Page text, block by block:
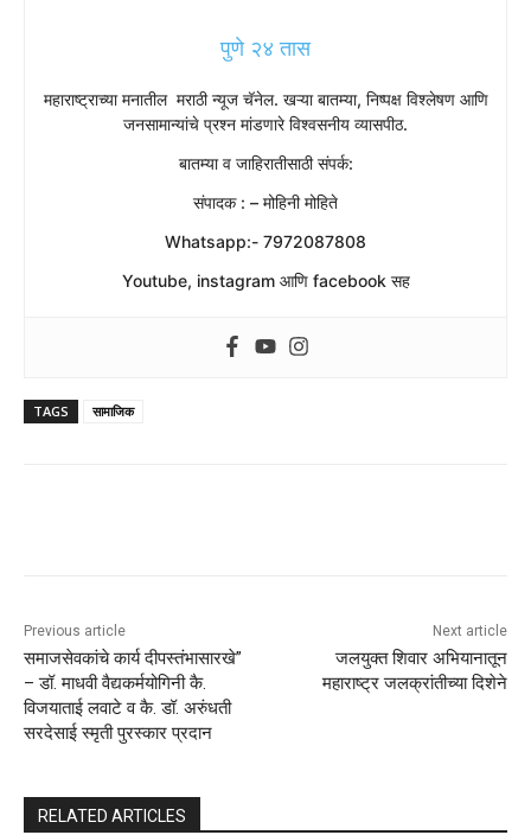
पुणे २४ तास
महाराष्ट्राच्या मनातील मराठी न्यूज चॅनेल. खऱ्या बातम्या, निष्पक्ष विश्लेषण आणि
जनसामान्यांचे प्रश्न मांडणारे विश्वसनीय व्यासपीठ.
बातम्या व जाहिरातीसाठी संपर्क:
संपादक : – मोहिनी मोहिते
Whatsapp:- 7972087808
Youtube, instagram आणि facebook सह
TAGS सामाजिक
Previous article
समाजसेवकांचे कार्य दीपस्तंभासारखे”
– डॉ. माधवी वैद्यकर्मयोगिनी कै.
विजयाताई लवाटे व कै. डॉ. अरुंधती
सरदेसाई स्मृती पुरस्कार प्रदान
Next article
जलयुक्त शिवार अभियानातून
महाराष्ट्र जलक्रांतीच्या दिशेने
RELATED ARTICLES